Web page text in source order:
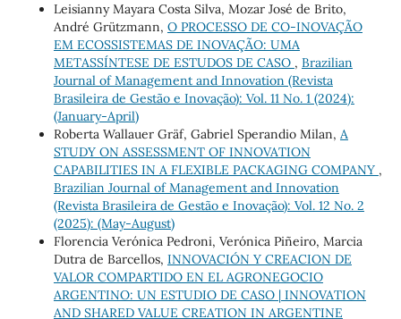
Leisianny Mayara Costa Silva, Mozar José de Brito,
André Grützmann, O PROCESSO DE CO-INOVAÇÃO
EM ECOSSISTEMAS DE INOVAÇÃO: UMA
METASSÍNTESE DE ESTUDOS DE CASO , Brazilian
Journal of Management and Innovation (Revista
Brasileira de Gestão e Inovação): Vol. 11 No. 1 (2024):
(January-April)
Roberta Wallauer Gräf, Gabriel Sperandio Milan, A
STUDY ON ASSESSMENT OF INNOVATION
CAPABILITIES IN A FLEXIBLE PACKAGING COMPANY ,
Brazilian Journal of Management and Innovation
(Revista Brasileira de Gestão e Inovação): Vol. 12 No. 2
(2025): (May-August)
Florencia Verónica Pedroni, Verónica Piñeiro, Marcia
Dutra de Barcellos, INNOVACIÓN Y CREACION DE
VALOR COMPARTIDO EN EL AGRONEGOCIO
ARGENTINO: UN ESTUDIO DE CASO | INNOVATION
AND SHARED VALUE CREATION IN ARGENTINE